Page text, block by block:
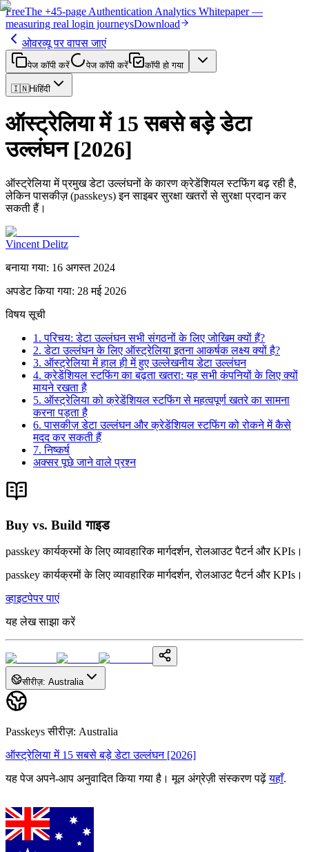
FreeThe +45-page Authentication Analytics Whitepaper —
measuring real login journeysDownload
ओवरव्यू पर वापस जाएं
पेज कॉपी करें पेज कॉपी करें कॉपी हो गया
🇮🇳Hiहिंदी
ऑस्ट्रेलिया में 15 सबसे बड़े डेटा
उल्लंघन [2026]
ऑस्ट्रेलिया में प्रमुख डेटा उल्लंघनों के कारण क्रेडेंशियल स्टफिंग बढ़ रही है,
लेकिन पासकीज़ (passkeys) इन साइबर सुरक्षा खतरों से सुरक्षा प्रदान कर
सकती हैं।
Vincent Delitz
बनाया गया: 16 अगस्त 2024
अपडेट किया गया: 28 मई 2026
विषय सूची
1. परिचय: डेटा उल्लंघन सभी संगठनों के लिए जोखिम क्यों हैं?
2. डेटा उल्लंघन के लिए ऑस्ट्रेलिया इतना आकर्षक लक्ष्य क्यों है?
3. ऑस्ट्रेलिया में हाल ही में हुए उल्लेखनीय डेटा उल्लंघन
4. क्रेडेंशियल स्टफिंग का बढ़ता खतरा: यह सभी कंपनियों के लिए क्यों
मायने रखता है
5. ऑस्ट्रेलिया को क्रेडेंशियल स्टफिंग से महत्वपूर्ण खतरे का सामना
करना पड़ता है
6. पासकीज़ डेटा उल्लंघन और क्रेडेंशियल स्टफिंग को रोकने में कैसे
मदद कर सकती हैं
7. निष्कर्ष
अक्सर पूछे जाने वाले प्रश्न
Buy vs. Build गाइड
passkey कार्यक्रमों के लिए व्यावहारिक मार्गदर्शन, रोलआउट पैटर्न और KPIs।
passkey कार्यक्रमों के लिए व्यावहारिक मार्गदर्शन, रोलआउट पैटर्न और KPIs।
व्हाइटपेपर पाएं
यह लेख साझा करें
सीरीज़: Australia
Passkeys सीरीज़: Australia
ऑस्ट्रेलिया में 15 सबसे बड़े डेटा उल्लंघन [2026]
यह पेज अपने-आप अनुवादित किया गया है। मूल अंग्रेज़ी संस्करण पढ़ें यहाँ.